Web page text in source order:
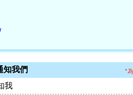
知我們 *
我